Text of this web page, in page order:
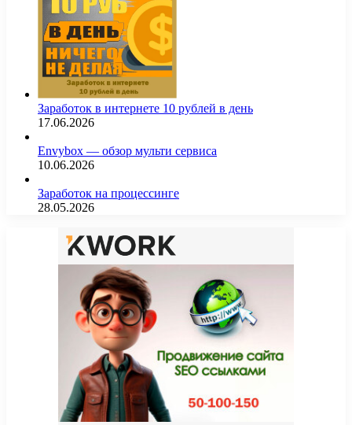
Заработок в интернете 10 рублей в день
17.06.2026
Envybox — обзор мульти сервиса
10.06.2026
Заработок на процессинге
28.05.2026